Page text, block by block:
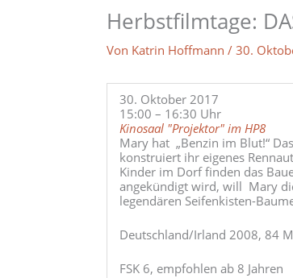
Herbstfilmtage:
Von Katrin Hoffmann/30.
30. Oktober 2017
15:00 – 16:30 Uhr
Kinosaal "Projektor" im HP8
Mary hat „Benzin im Blut!“
konstruiert ihr eigenes
Kinder im Dorf finden das
angekündigt wird, will Mary
legendären Seifenkisten-
Deutschland/Irland 2008, 84
FSK 6, empfohlen ab 8 Jahren